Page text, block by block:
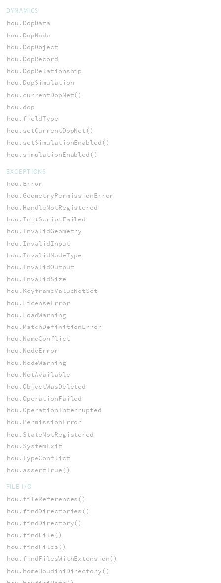
DYNAMICS
hou.DopData
hou.DopNode
hou.DopObject
hou.DopRecord
hou.DopRelationship
hou.DopSimulation
hou.currentDopNet()
hou.dop
hou.fieldType
hou.setCurrentDopNet()
hou.setSimulationEnabled()
hou.simulationEnabled()
EXCEPTIONS
hou.Error
hou.GeometryPermissionError
hou.HandleNotRegistered
hou.InitScriptFailed
hou.InvalidGeometry
hou.InvalidInput
hou.InvalidNodeType
hou.InvalidOutput
hou.InvalidSize
hou.KeyframeValueNotSet
hou.LicenseError
hou.LoadWarning
hou.MatchDefinitionError
hou.NameConflict
hou.NodeError
hou.NodeWarning
hou.NotAvailable
hou.ObjectWasDeleted
hou.OperationFailed
hou.OperationInterrupted
hou.PermissionError
hou.StateNotRegistered
hou.SystemExit
hou.TypeConflict
hou.assertTrue()
FILE I/O
hou.fileReferences()
hou.findDirectories()
hou.findDirectory()
hou.findFile()
hou.findFiles()
hou.findFilesWithExtension()
hou.homeHoudiniDirectory()